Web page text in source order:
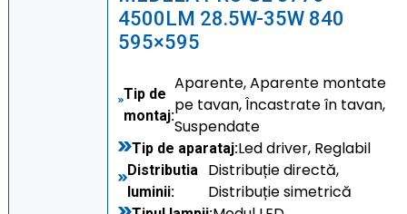
4500LM 28.5W-35W 840
595×595
Tip de
montaj:
Aparente, Aparente montate
pe tavan, Încastrate în tavan,
Suspendate
Tip de aparataj:Led driver, Reglabil
Distributia
luminii:
Distribuție directă,
Distribuție simetrică